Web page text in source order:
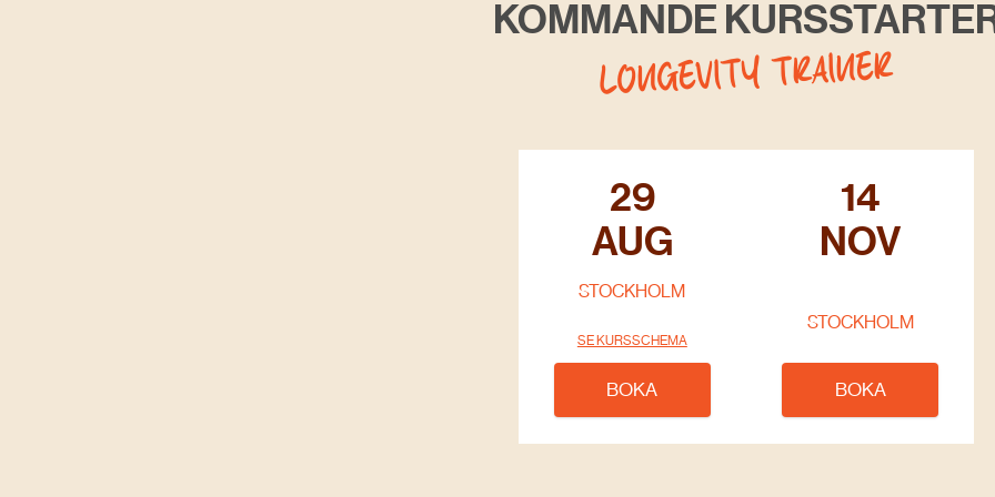
KOMMANDE
LONGEVITY TRAINER
29
AUG
STOCKHOLM
SE KURSSCHEMA
BOKA
14
NOV
STOCKHOLM
BOKA